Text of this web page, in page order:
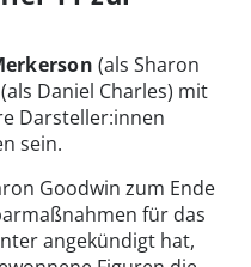
(als Sharon
(als Daniel Charles) mit
Darsteller:innen
sein.
Goodwin zum Ende
für das
angekündigt hat,